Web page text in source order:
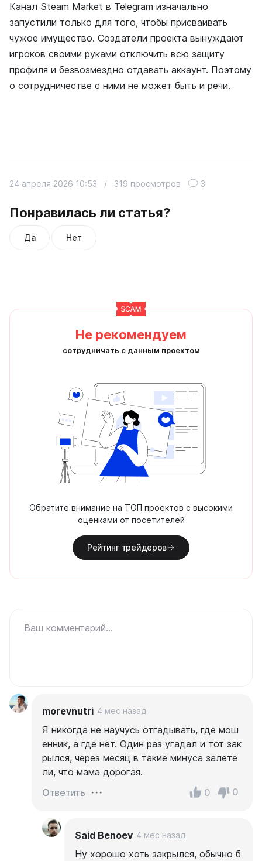
Канал Steam Market в Telegram изначально
запустили только для того, чтобы присваивать
чужое имущество. Создатели проекта вынуждают
игроков своими руками отключить всю защиту
профиля и безвозмездно отдавать аккаунт. Поэтому
о сотрудничестве с ними не может быть и речи.
Понравилась ли статья?
Да Нет
24 апреля 2026 10:53 / 319 просмотров 3
Не рекомендуем
сотрудничать с данным проектом
Обратите внимание на ТОП проектов с высокими
оценками от посетителей
Рейтинг трейдеров
Ваш комментарий...
morevnutri 4 мес назад
Я никогда не научусь отгадывать, где мош
енник, а где нет. Один раз угадал и тот зак
рылся, через месяц в такие минуса залете
ли, что мама дорогая.
Ответить
0 0
Said Benoev 4 мес назад
Ну хорошо хоть закрылся, обычно б